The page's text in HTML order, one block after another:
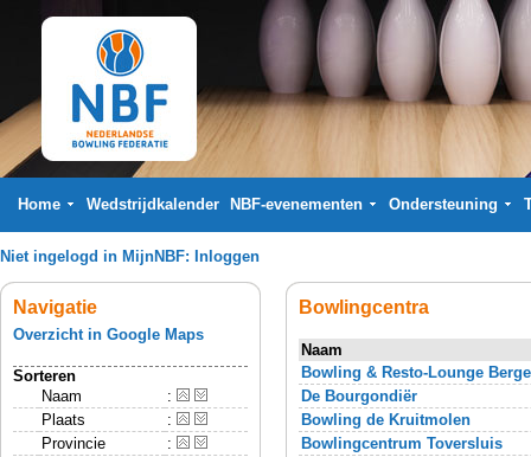
Home Wedstrijdkalender NBF-evenementen Ondersteuning
Niet ingelogd in MijnNBF: Inloggen
Navigatie
Overzicht in Google Maps
Sorteren
Naam
:
Plaats
:
Provincie
:
Bowlingcentra
Naam
Bowling & Resto-Lounge
De Bourgondiër
Bowling de Kruitmolen
Bowlingcentrum Toversluis